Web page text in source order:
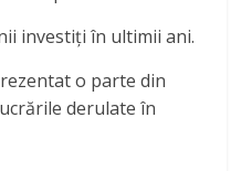
investiți în ultimii ani.
o parte din
derulate în